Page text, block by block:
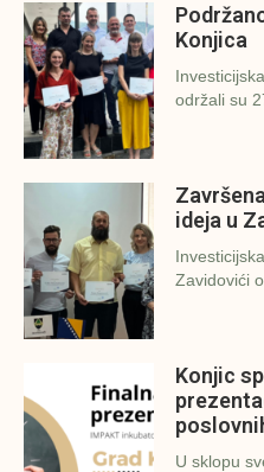
Konjica
održali su
ideja u
Zavidovići
Konjic
U sklopu